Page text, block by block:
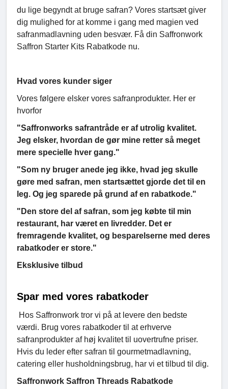
du lige begyndt at bruge safran? Vores startsæt giver
dig mulighed for at komme i gang med magien ved
safranmadlavning uden besvær. Få din Saffronwork
Saffron Starter Kits Rabatkode nu.
Hvad vores kunder siger
Vores følgere elsker vores safranprodukter. Her er
hvorfor
"Saffronworks safrantråde er af utrolig kvalitet.
Jeg elsker, hvordan de gør mine retter så meget
mere specielle hver gang."
"Som ny bruger anede jeg ikke, hvad jeg skulle
gøre med safran, men startsættet gjorde det til en
leg. Og jeg sparede på grund af en rabatkode."
"Den store del af safran, som jeg købte til min
restaurant, har været en livredder. Det er
fremragende kvalitet, og besparelserne med deres
rabatkoder er store."
Eksklusive tilbud
Spar med vores rabatkoder
Hos Saffronwork tror vi på at levere den bedste
værdi. Brug vores rabatkoder til at erhverve
safranprodukter af høj kvalitet til uovertrufne priser.
Hvis du leder efter safran til gourmetmadlavning,
catering eller husholdningsbrug, har vi et tilbud til dig.
Saffronwork Saffron Threads Rabatkode